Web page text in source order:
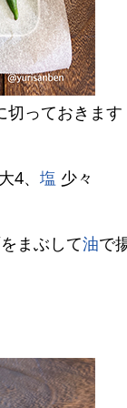
切っておきます
大4、 塩 少々
まぶして油で